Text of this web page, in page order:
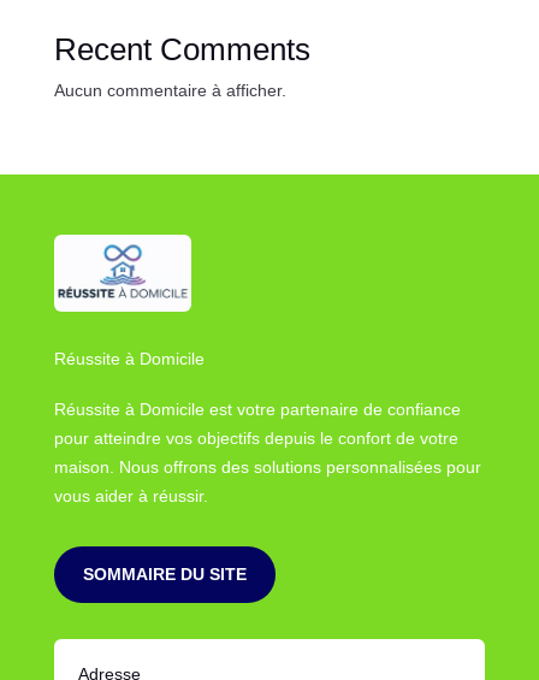
Recent Comments
Aucun commentaire à afficher.
Réussite à Domicile
Réussite à Domicile est votre partenaire de confiance
pour atteindre vos objectifs depuis le confort de votre
maison. Nous offrons des solutions personnalisées pour
vous aider à réussir.
SOMMAIRE DU SITE
Adresse